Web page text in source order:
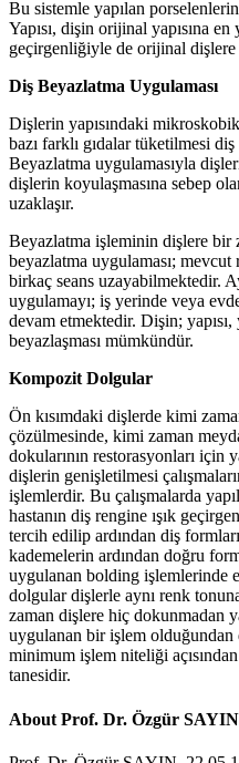
Bu sistemle yapılan
Yapısı, dişin orijinal yapısına
geçirgenliğiyle de orijinal
Diş Beyazlatma Uygulaması
Dişlerin yapısındaki
bazı farklı gıdalar tüketilmesi
Beyazlatma uygulamasıyla
dişlerin koyulaşmasına sebep
uzaklaşır.
Beyazlatma işleminin dişlere bir
beyazlatma uygulaması;
birkaç seans uzayabilmektedir.
uygulamayı; iş yerinde veya
devam etmektedir. Dişin;
beyazlaşması mümkündür.
Kompozit Dolgular
Ön kısımdaki dişlerde kimi
çözülmesinde, kimi zaman
dokularının restorasyonları için
dişlerin genişletilmesi
işlemlerdir. Bu çalışmalarda
hastanın diş rengine ışık
tercih edilip ardından diş
kademelerin ardından doğru
uygulanan bolding işlemlerinde
dolgular dişlerle aynı renk
zaman dişlere hiç dokunmadan
uygulanan bir işlem
minimum işlem niteliği
tanesidir.
About Prof. Dr. Özgür SAYIN